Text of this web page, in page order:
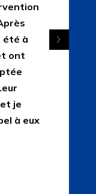
été à
ont
je
à eux